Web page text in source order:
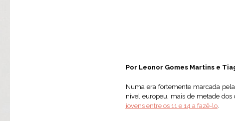
Por Leonor Gomes Martins e
Numa era fortemente marcada
nível europeu, mais de metade
jovens entre os 11 e 14 a fazê-lo.